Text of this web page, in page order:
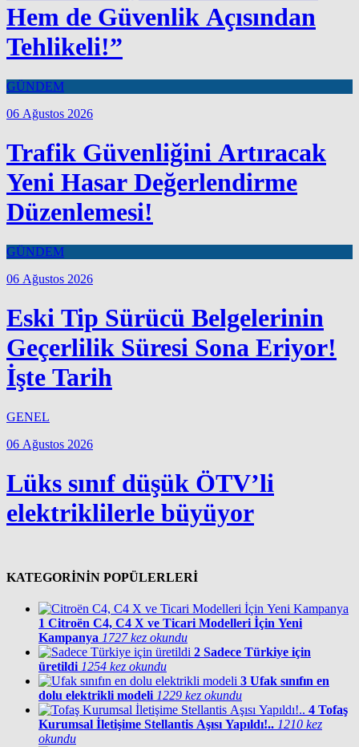
Hem de Güvenlik Açısından
Tehlikeli!”
GÜNDEM
06 Ağustos 2026
Trafik Güvenliğini Artıracak
Yeni Hasar Değerlendirme
Düzenlemesi!
GÜNDEM
06 Ağustos 2026
Eski Tip Sürücü Belgelerinin
Geçerlilik Süresi Sona Eriyor!
İşte Tarih
GENEL
06 Ağustos 2026
Lüks sınıf düşük ÖTV’li
elektriklilerle büyüyor
KATEGORİNİN POPÜLERLERİ
1 Citroën C4, C4 X ve Ticari Modelleri İçin Yeni
Kampanya 1727 kez okundu
2 Sadece Türkiye için
üretildi 1254 kez okundu
3 Ufak sınıfın en
dolu elektrikli modeli 1229 kez okundu
4 Tofaş
Kurumsal İletişime Stellantis Aşısı Yapıldı!.. 1210 kez
okundu